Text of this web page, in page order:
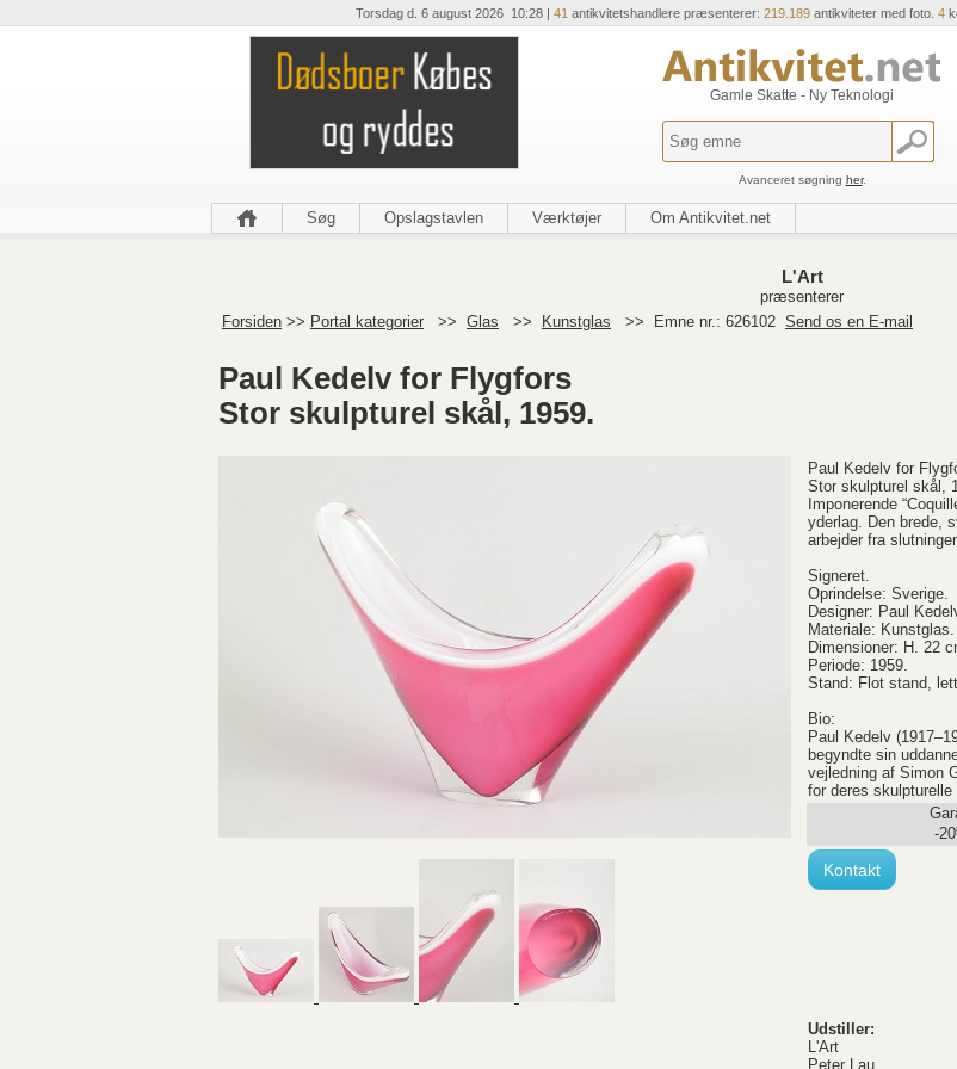
Torsdag d. 6 august 2026 10:28 | 41 antikvitetshandlere præsenterer: 219.189 antikviteter med foto. 4
Gamle Skatte - Ny Teknologi
Avanceret søgning her.
Søg Opslagstavlen Værktøjer Om Antikvitet.net
L'Art
præsenterer
Forsiden >> Portal kategorier >> Glas >> Kunstglas >> Emne nr.: 626102 Send os en E-mail
Paul Kedelv for Flygfors
Stor skulpturel skål, 1959.
Paul Kedelv for
Stor skulpturel skål,
Imponerende
yderlag. Den brede,
arbejder fra
Signeret.
Oprindelse: Sverige.
Designer: Paul
Materiale: Kunstglas.
Dimensioner: H. 22
Periode: 1959.
Stand: Flot stand,
Bio:
Paul Kedelv
begyndte sin
vejledning af Simon
for deres
-
Kontakt
Udstiller:
L'Art
Peter Lau